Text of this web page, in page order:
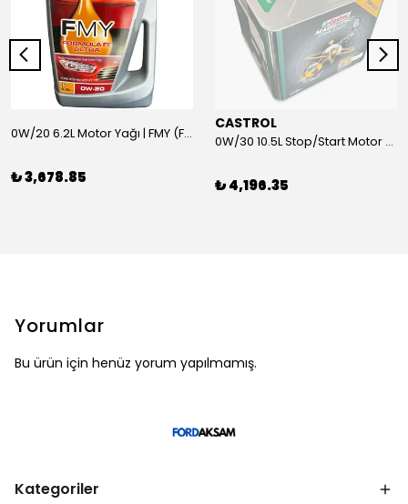
0W/20 6.2L Motor Yağı | FMY (Ford Motor Yağları)
₺ 3,678.85
CASTROL
0W/30 10.5L Stop/Start Motor Yağı | CASTROL
₺ 4,196.35
Yorumlar
Bu ürün için henüz yorum yapılmamış.
Kategoriler